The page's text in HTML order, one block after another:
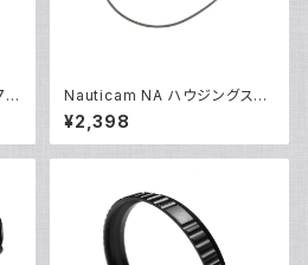
Nauticam NA ハウジングスペ
アOリング90139 [20865]
¥2,398